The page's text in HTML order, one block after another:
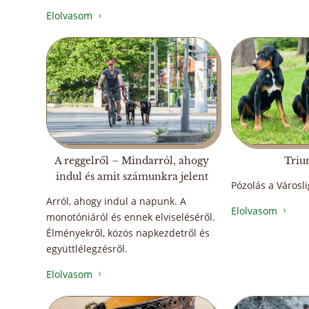
Elolvasom
5
A reggelről – Mindarról, ahogy
indul és amit számunkra jelent
Arról, ahogy indul a napunk. A
monotóniáról és ennek elviseléséről.
Élményekről, közös napkezdetről és
együttlélegzésről.
Elolvasom
5
Pózolás a
Elolvasom
5